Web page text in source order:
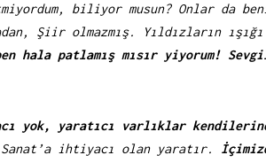
biliyor musun? Onlar da
Şiir olmazmış. Yıldızların
hala patlamış mısır yiyorum!
yok, yaratıcı varlıklar
ihtiyacı olan yaratır.